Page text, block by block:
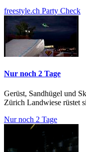
freestyle.ch Party Check
Nur noch 2 Tage
Gerüst, Sandhügel und
Zürich Landwiese rüstet
Nur noch 2 Tage